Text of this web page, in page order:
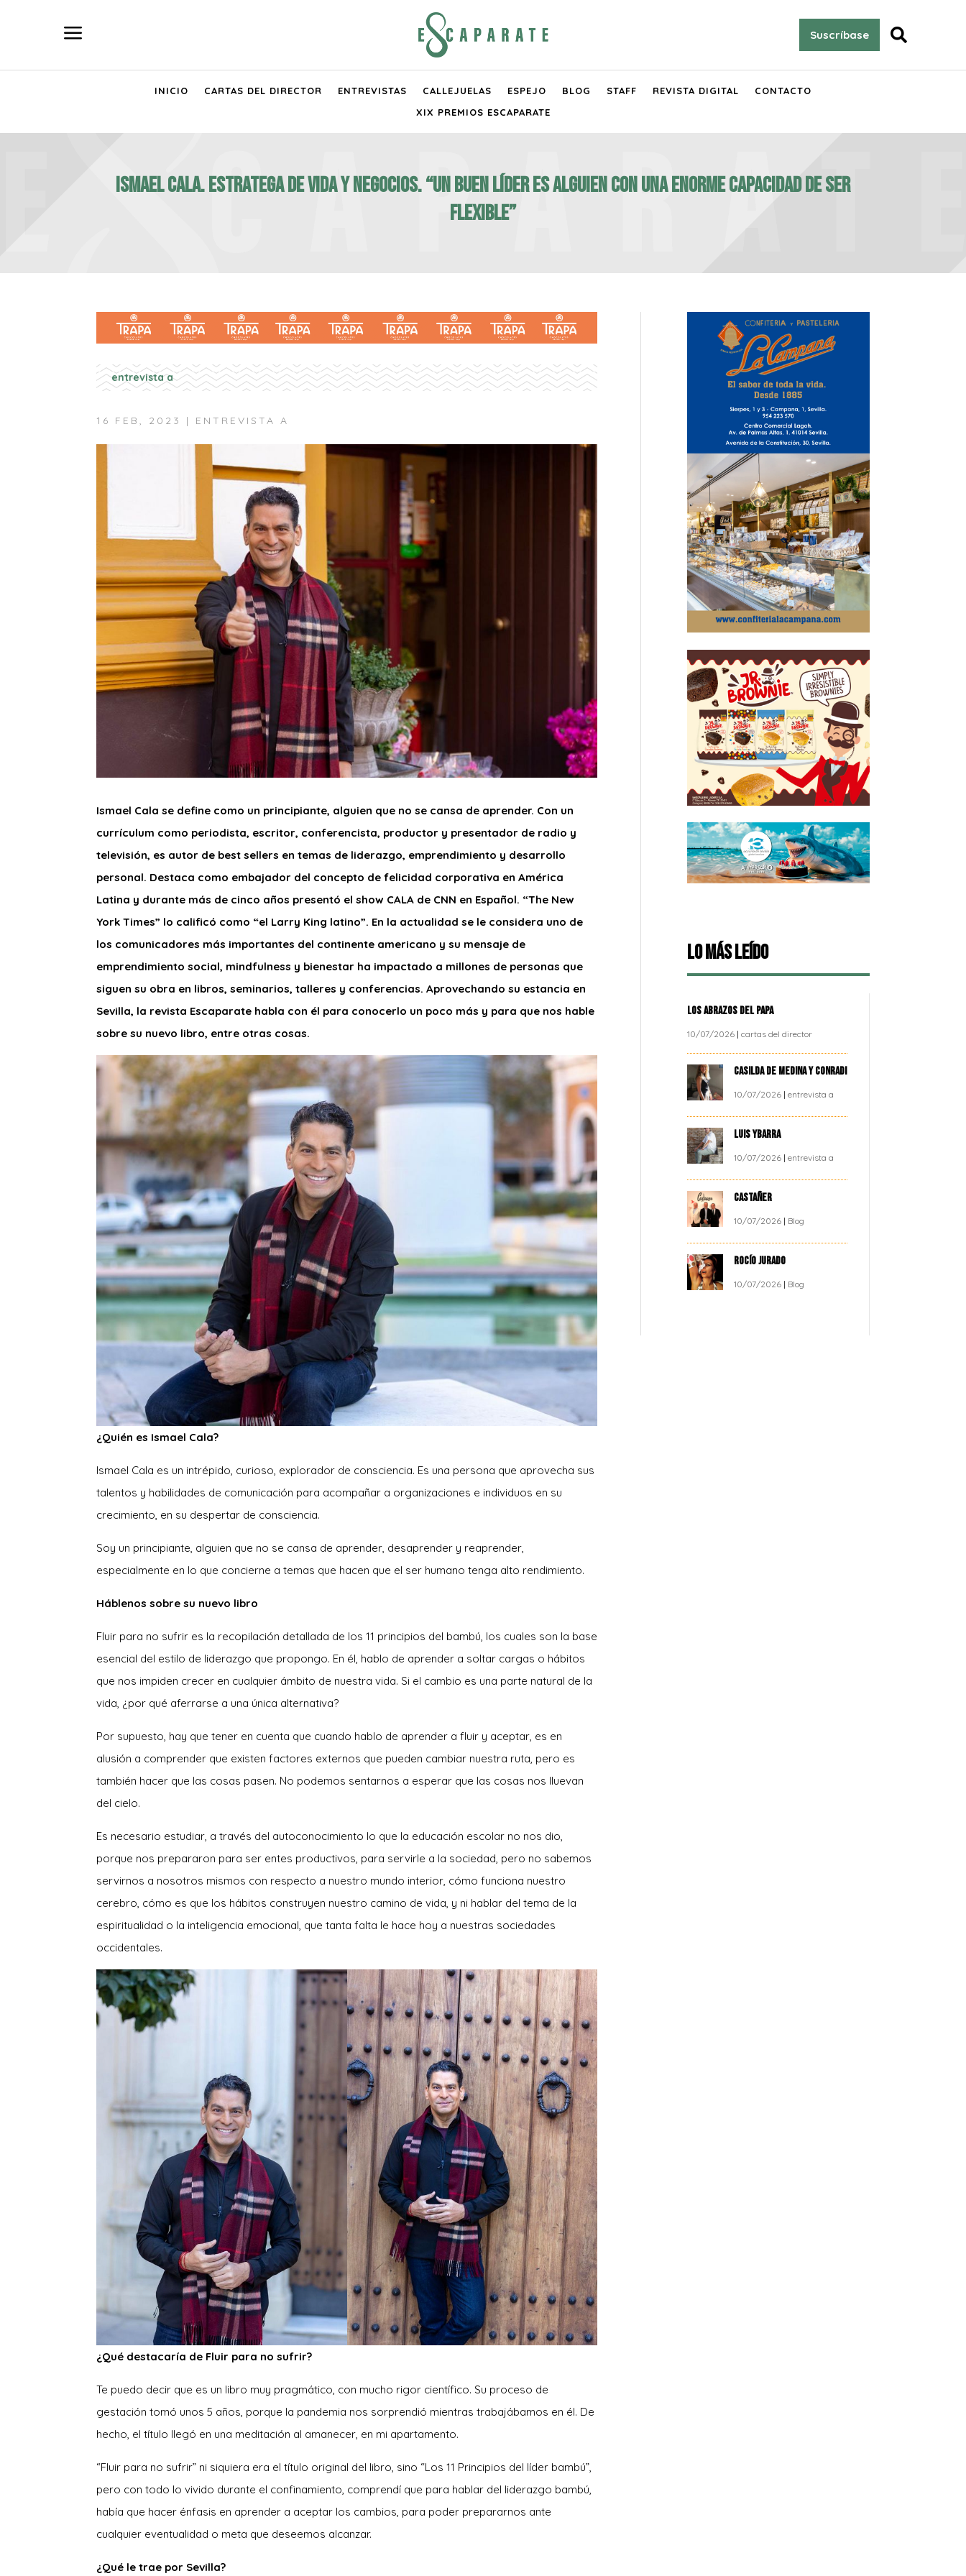
a Suscríbase 
INICIO CARTAS DEL DIRECTOR ENTREVISTAS CALLEJUELAS ESPEJO BLOG STAFF REVISTA DIGITAL
CONTACTO
XIX PREMIOS ESCAPARATE
ISMAEL CALA. Estratega de vida y negocios. “Un buen líder es alguien con una enorme capacidad de ser
flexible”
entrevista a
16 FEB, 2023 | ENTREVISTA A
Ismael Cala se define como un principiante, alguien que no se cansa de aprender. Con un
currículum como periodista, escritor, conferencista, productor y presentador de radio y
televisión, es autor de best sellers en temas de liderazgo, emprendimiento y desarrollo
personal. Destaca como embajador del concepto de felicidad corporativa en América
Latina y durante más de cinco años presentó el show CALA de CNN en Español. “The New
York Times” lo calificó como “el Larry King latino”. En la actualidad se le considera uno de
los comunicadores más importantes del continente americano y su mensaje de
emprendimiento social, mindfulness y bienestar ha impactado a millones de personas que
siguen su obra en libros, seminarios, talleres y conferencias. Aprovechando su estancia en
Sevilla, la revista Escaparate habla con él para conocerlo un poco más y para que nos hable
sobre su nuevo libro, entre otras cosas.
¿Quién es Ismael Cala?
Ismael Cala es un intrépido, curioso, explorador de consciencia. Es una persona que aprovecha sus
talentos y habilidades de comunicación para acompañar a organizaciones e individuos en su
crecimiento, en su despertar de consciencia.
Soy un principiante, alguien que no se cansa de aprender, desaprender y reaprender,
especialmente en lo que concierne a temas que hacen que el ser humano tenga alto rendimiento.
Háblenos sobre su nuevo libro
Fluir para no sufrir es la recopilación detallada de los 11 principios del bambú, los cuales son la base
esencial del estilo de liderazgo que propongo. En él, hablo de aprender a soltar cargas o hábitos
que nos impiden crecer en cualquier ámbito de nuestra vida. Si el cambio es una parte natural de la
vida, ¿por qué aferrarse a una única alternativa?
Por supuesto, hay que tener en cuenta que cuando hablo de aprender a fluir y aceptar, es en
alusión a comprender que existen factores externos que pueden cambiar nuestra ruta, pero es
también hacer que las cosas pasen. No podemos sentarnos a esperar que las cosas nos lluevan
del cielo.
Es necesario estudiar, a través del autoconocimiento lo que la educación escolar no nos dio,
porque nos prepararon para ser entes productivos, para servirle a la sociedad, pero no sabemos
servirnos a nosotros mismos con respecto a nuestro mundo interior, cómo funciona nuestro
cerebro, cómo es que los hábitos construyen nuestro camino de vida, y ni hablar del tema de la
espiritualidad o la inteligencia emocional, que tanta falta le hace hoy a nuestras sociedades
occidentales.
¿Qué destacaría de Fluir para no sufrir?
Te puedo decir que es un libro muy pragmático, con mucho rigor científico. Su proceso de
gestación tomó unos 5 años, porque la pandemia nos sorprendió mientras trabajábamos en él. De
hecho, el título llegó en una meditación al amanecer, en mi apartamento.
“Fluir para no sufrir” ni siquiera era el título original del libro, sino “Los 11 Principios del líder bambú”,
pero con todo lo vivido durante el confinamiento, comprendí que para hablar del liderazgo bambú,
había que hacer énfasis en aprender a aceptar los cambios, para poder prepararnos ante
cualquier eventualidad o meta que deseemos alcanzar.
¿Qué le trae por Sevilla?
Lo más leído
LOS ABRAZOS DEL PAPA
10/07/2026 |cartas del director
CASILDA DE MEDINA Y CONRADI
10/07/2026 |entrevista a
LUIS YBARRA
10/07/2026 |entrevista a
CASTAÑER
10/07/2026 | Blog
ROCÍO JURADO
10/07/2026 | Blog